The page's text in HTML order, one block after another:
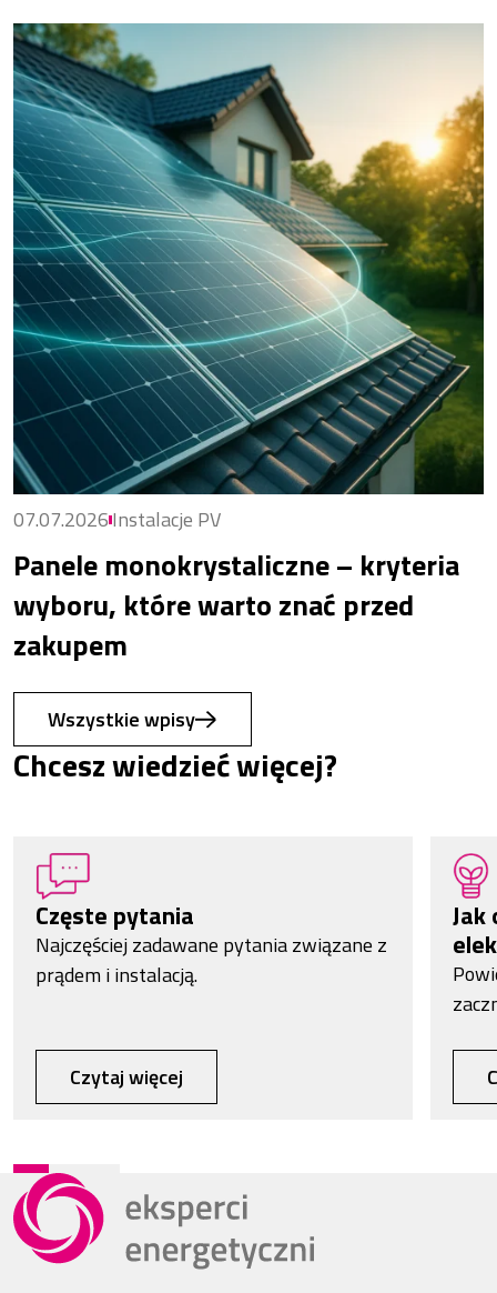
07.07.2026Instalacje PV
Panele monokrystaliczne – kryteria
wyboru, które warto znać przed
zakupem
Wszystkie wpisy
Chcesz wiedzieć więcej?
Częste pytania
Najczęściej zadawane pytania związane z
prądem i instalacją.
Czytaj więcej
Jak